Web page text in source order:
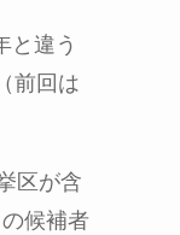
と違う
前回は
区が含
の候補者